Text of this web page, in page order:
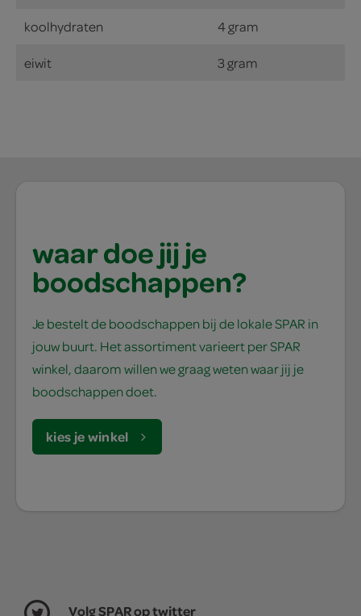
koolhydraten 4 gram
eiwit 3 gram
waar doe jij je
boodschappen?
Je bestelt de boodschappen bij de lokale SPAR in
jouw buurt. Het assortiment varieert per SPAR
winkel, daarom willen we graag weten waar jij je
boodschappen doet.
kies je winkel
Volg SPAR op twitter